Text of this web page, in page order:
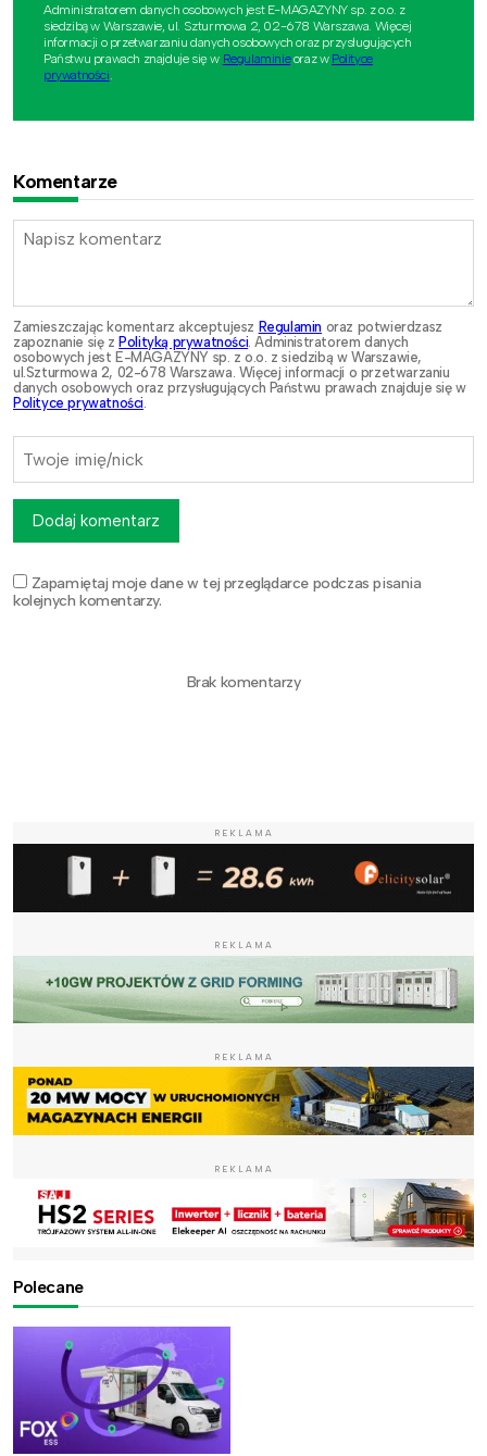
Administratorem danych osobowych jest E-MAGAZYNY sp. z o.o. z
siedzibą w Warszawie, ul. Szturmowa 2, 02-678 Warszawa. Więcej
informacji o przetwarzaniu danych osobowych oraz przysługujących
Państwu prawach znajduje się w Regulaminieoraz w Polityce
prywatności
Komentarze
Zamieszczając komentarz akceptujesz Regulamin oraz potwierdzasz
zapoznanie się z Polityką prywatności. Administratorem danych
osobowych jest E-MAGAZYNY sp. z o.o. z siedzibą w Warszawie,
ul.Szturmowa 2, 02-678 Warszawa. Więcej informacji o przetwarzaniu
danych osobowych oraz przysługujących Państwu prawach znajduje się w
Polityce prywatności.
Zapamiętaj moje dane w tej przeglądarce podczas pisania
kolejnych komentarzy.
Dodaj komentarz
Brak komentarzy
REKLAMA
REKLAMA
REKLAMA
REKLAMA
Polecane